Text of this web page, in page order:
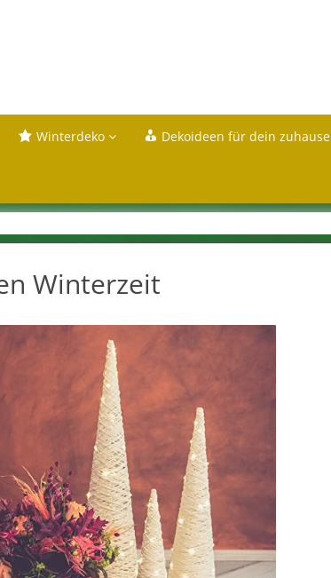
Winterdeko Dekoideen für dein zuhause
Winterzeit